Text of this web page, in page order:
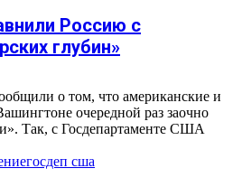
Россию с
глубин»
о том, что американские и
очередной раз заочно
Так, с Госдепартаменте США
госдеп сша